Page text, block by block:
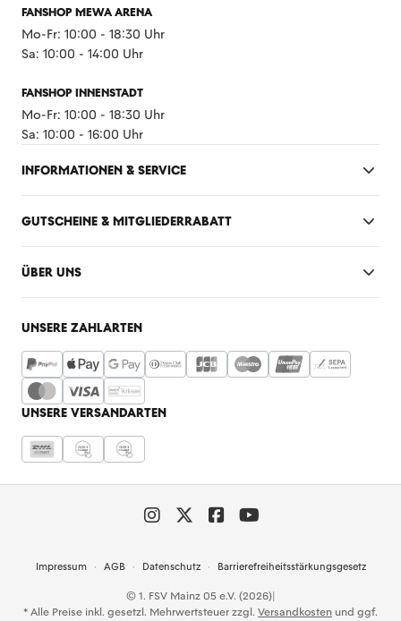
FANSHOP MEWA ARENA
Mo-Fr: 10:00 - 18:30 Uhr
Sa: 10:00 - 14:00 Uhr
FANSHOP INNENSTADT
Mo-Fr: 10:00 - 18:30 Uhr
Sa: 10:00 - 16:00 Uhr
INFORMATIONEN & SERVICE
GUTSCHEINE & MITGLIEDERRABATT
ÜBER UNS
UNSERE ZAHLARTEN
UNSERE VERSANDARTEN
Impressum AGB Datenschutz Barrierefreiheitsstärkungsgesetz
© 1. FSV Mainz 05 e.V. (2026)|
* Alle Preise inkl. gesetzl. Mehrwertsteuer zzgl. Versandkosten und ggf.